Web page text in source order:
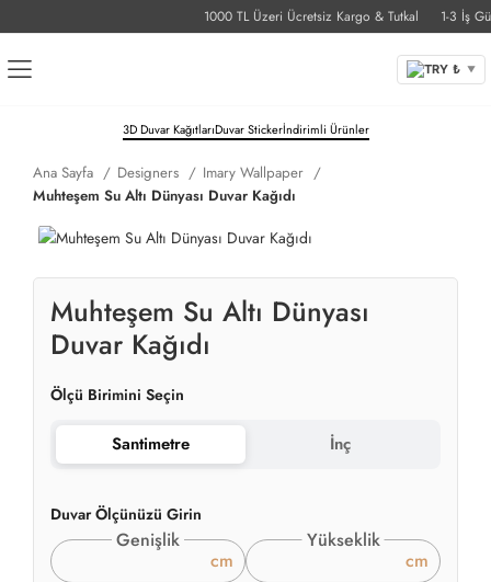
1000 TL Üzeri Ücretsiz Kargo & Tutkal 1-3 İş
TRY ₺ ▼
3D Duvar KağıtlarıDuvar Stickerİndirimli Ürünler
Ana Sayfa Designers
Imary Wallpaper
Muhteşem Su Altı Dünyası Duvar Kağıdı
Muhteşem Su Altı Dünyası
Duvar Kağıdı
Ölçü Birimini Seçin
Santimetre İnç
Duvar Ölçünüzü Girin
Genişlik
cm
Yükseklik
cm